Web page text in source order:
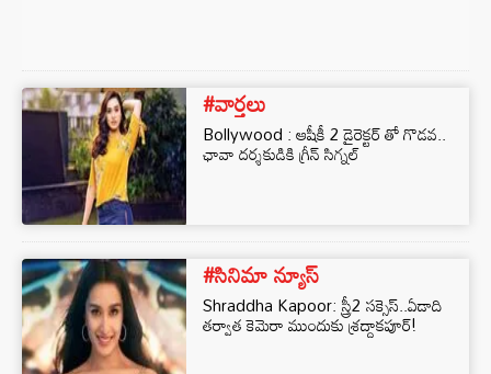
#వార్తలు
Bollywood : ఆషీకీ 2 డైరెక్టర్ తో గొడవ..
ఛావా దర్శకుడికి గ్రీన్ సిగ్నల్
#సినిమా న్యూస్
Shraddha Kapoor: స్త్రీ2 సక్సెస్..ఏడాది
తర్వాత కెమెరా ముందుకు శ్రద్దాకపూర్!